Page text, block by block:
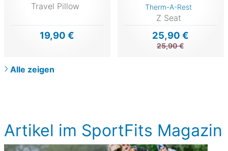
Travel Pillow
19,90 €
Therm-A-Rest
Z Seat
25,90 €
25,90 €
Alle zeigen
Artikel im SportFits Magazin